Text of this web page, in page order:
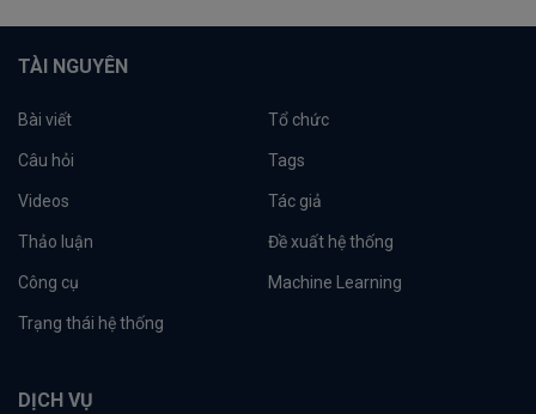
TÀI NGUYÊN
Bài viết Tổ chức
Câu hỏi Tags
Videos Tác giả
Thảo luận Đề xuất hệ thống
Công cụ Machine Learning
Trạng thái hệ thống
DỊCH VỤ